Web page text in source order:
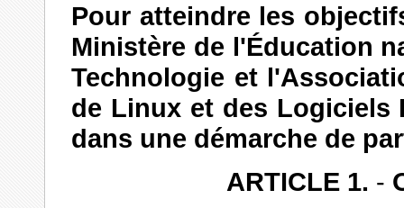
Pour atteindre les
Ministère de l'Éducation
Technologie et
de Linux et des Logiciels
dans une démarche de
ARTICLE 1. -